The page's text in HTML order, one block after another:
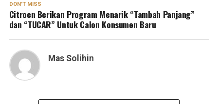
DON'T MISS
Citroen Berikan Program Menarik “Tambah Panjang”
dan “TUCAR” Untuk Calon Konsumen Baru
Mas Solihin